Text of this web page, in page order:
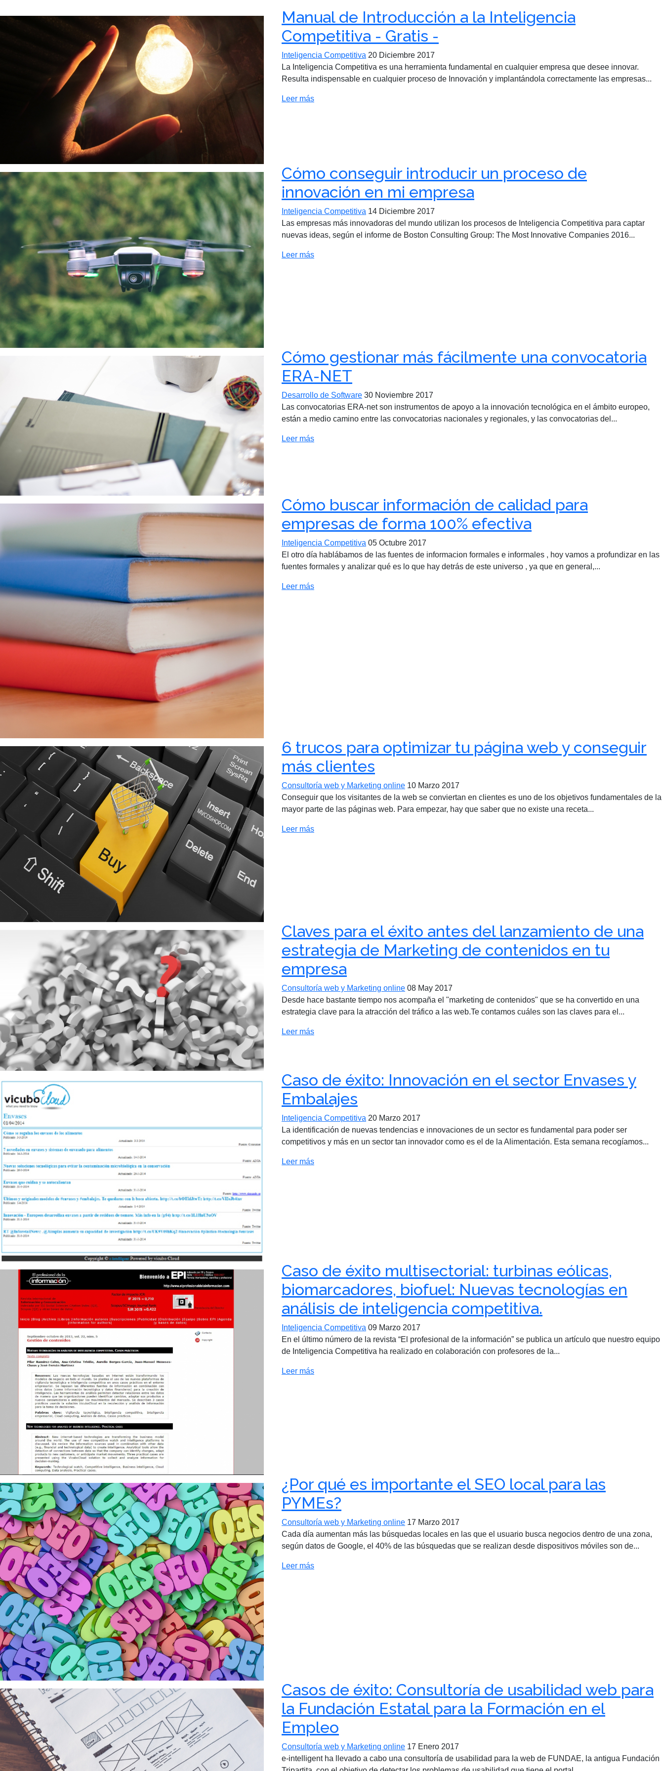
Manual de Introducción a la Inteligencia
Competitiva - Gratis -
Inteligencia Competitiva 20 Diciembre 2017
La Inteligencia Competitiva es una herramienta fundamental en cualquier empresa que desee innovar.
Resulta indispensable en cualquier proceso de Innovación y implantándola correctamente las empresas...
Leer más
Cómo conseguir introducir un proceso de
innovación en mi empresa
Inteligencia Competitiva 14 Diciembre 2017
Las empresas más innovadoras del mundo utilizan los procesos de Inteligencia Competitiva para captar
nuevas ideas, según el informe de Boston Consulting Group: The Most Innovative Companies 2016...
Leer más
Cómo gestionar más fácilmente una convocatoria
ERA-NET
Desarrollo de Software 30 Noviembre 2017
Las convocatorias ERA-net son instrumentos de apoyo a la innovación tecnológica en el ámbito europeo,
están a medio camino entre las convocatorias nacionales y regionales, y las convocatorias del...
Leer más
Cómo buscar información de calidad para
empresas de forma 100% efectiva
Inteligencia Competitiva 05 Octubre 2017
El otro día hablábamos de las fuentes de informacion formales e informales , hoy vamos a profundizar en las
fuentes formales y analizar qué es lo que hay detrás de este universo , ya que en general,...
Leer más
6 trucos para optimizar tu página web y conseguir
más clientes
Consultoría web y Marketing online 10 Marzo 2017
Conseguir que los visitantes de la web se conviertan en clientes es uno de los objetivos fundamentales de la
mayor parte de las páginas web. Para empezar, hay que saber que no existe una receta...
Leer más
Claves para el éxito antes del lanzamiento de una
estrategia de Marketing de contenidos en tu
empresa
Consultoría web y Marketing online 08 May 2017
Desde hace bastante tiempo nos acompaña el "marketing de contenidos" que se ha convertido en una
estrategia clave para la atracción del tráfico a las web.Te contamos cuáles son las claves para el...
Leer más
Caso de éxito: Innovación en el sector Envases y
Embalajes
Inteligencia Competitiva 20 Marzo 2017
La identificación de nuevas tendencias e innovaciones de un sector es fundamental para poder ser
competitivos y más en un sector tan innovador como es el de la Alimentación. Esta semana recogíamos...
Leer más
Caso de éxito multisectorial: turbinas eólicas,
biomarcadores, biofuel: Nuevas tecnologías en
análisis de inteligencia competitiva.
Inteligencia Competitiva 09 Marzo 2017
En el último número de la revista “El profesional de la información” se publica un artículo que nuestro equipo
de Inteligencia Competitiva ha realizado en colaboración con profesores de la...
Leer más
¿Por qué es importante el SEO local para las
PYMEs?
Consultoría web y Marketing online 17 Marzo 2017
Cada día aumentan más las búsquedas locales en las que el usuario busca negocios dentro de una zona,
según datos de Google, el 40% de las búsquedas que se realizan desde dispositivos móviles son de...
Leer más
Casos de éxito: Consultoría de usabilidad web para
la Fundación Estatal para la Formación en el
Empleo
Consultoría web y Marketing online 17 Enero 2017
e-intelligent ha llevado a cabo una consultoría de usabilidad para la web de FUNDAE, la antigua Fundación